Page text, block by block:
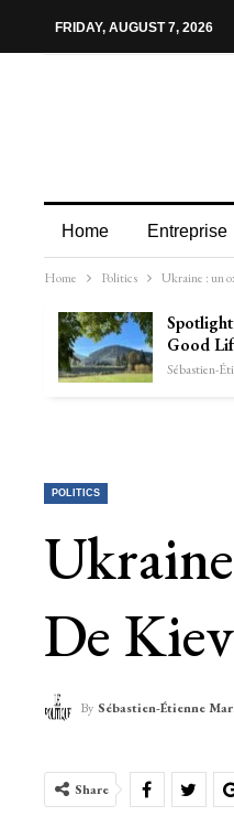
FRIDAY, AUGUST 7, 2026
Home Entreprise
Home Politics Ukraine : un
Good
POLITICS
De
By Sébastien-Étienne Marechal
Share